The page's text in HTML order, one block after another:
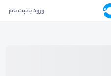
ورود یا ثبت نام